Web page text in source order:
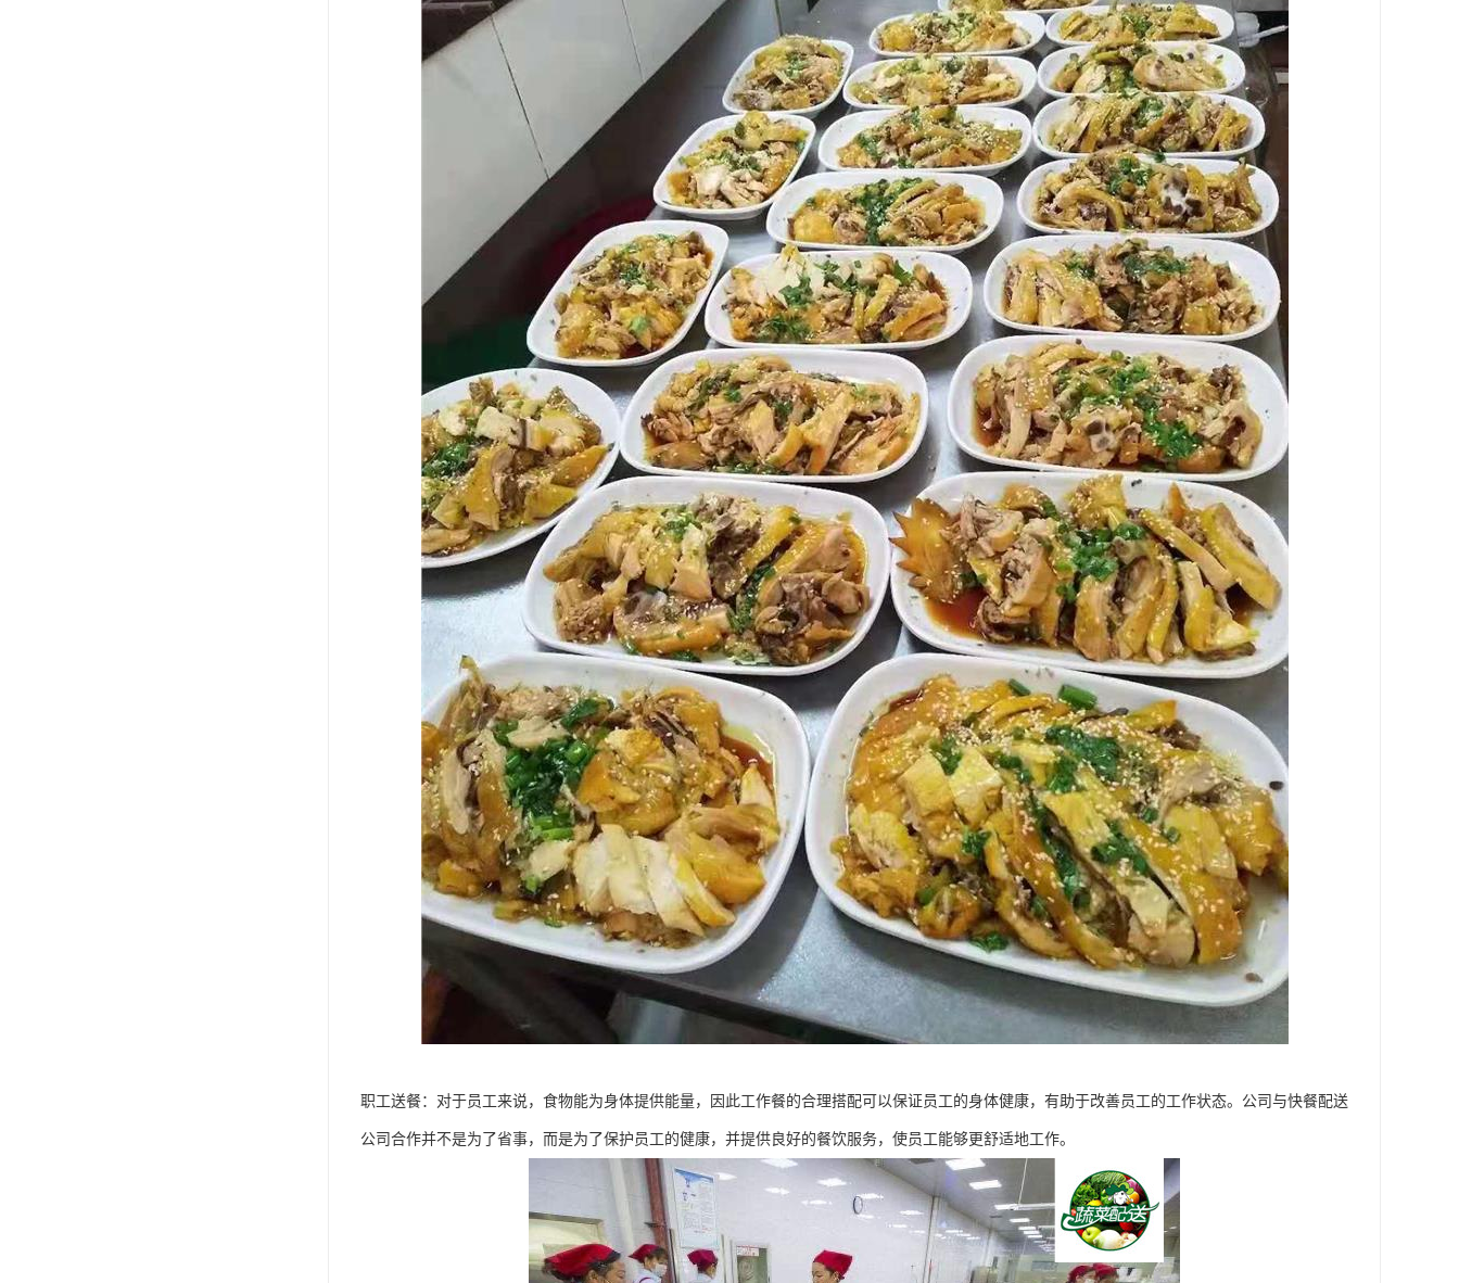
职工送餐：对于员工来说，食物能为身体提供能量，因此工作餐的合理搭配可以保证员工的身体健康，有助于改善员工的工作状态。公司与快餐配送
公司合作并不是为了省事，而是为了保护员工的健康，并提供良好的餐饮服务，使员工能够更舒适地工作。